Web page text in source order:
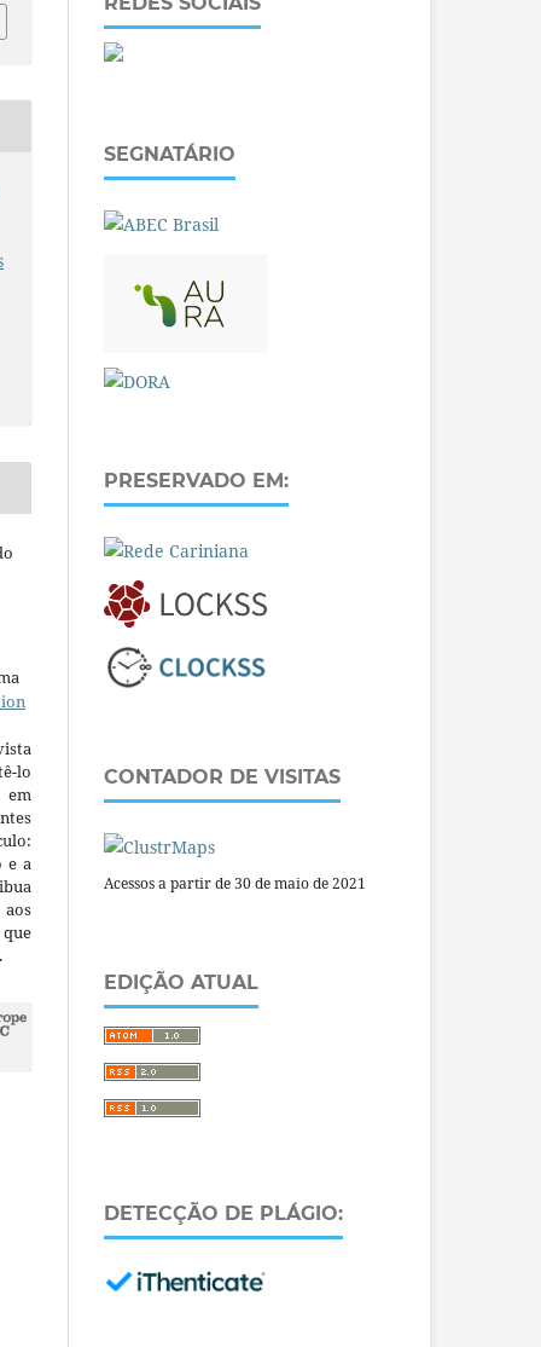
lo
em
e a
SEGNATÁRIO
PRESERVADO EM:
CONTADOR DE VISITAS
Acessos a partir de 30 de maio de 2021
EDIÇÃO ATUAL
DETECÇÃO DE PLÁGIO: